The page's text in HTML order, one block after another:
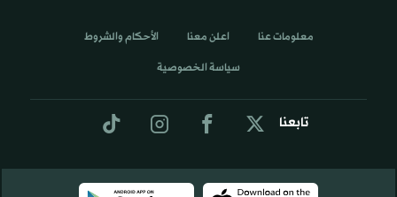
تابعنا
معلومات عنا اعلن معنا الأحكام والشروط
سياسة الخصوصية